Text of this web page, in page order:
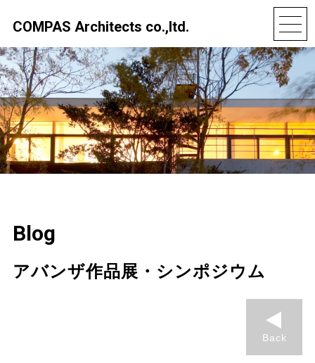
COMPAS Architects co.,ltd.
Blog
アバンザ作品展・シンポジウム
Back